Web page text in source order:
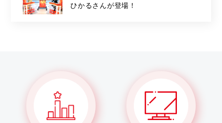
ひかるさんが登場！